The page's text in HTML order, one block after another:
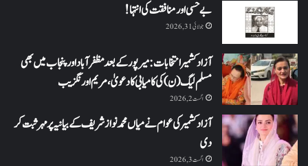
بے حسی اور منافقت کی انتہا !
جولائی 31, 2026
آزاد کشمیر انتخابات: میرپور کے بعد مظفرآباد اور پنجاب میں بھی
مسلم لیگ (ن) کی کامیابی کا دعویٰ، مریم اورنگزیب
اگست 2, 2026
آزاد کشمیر کی عوام نے میاں محمد نواز شریف کے بیانیہ پر مہر ثبت کر
دی
اگست 3, 2026